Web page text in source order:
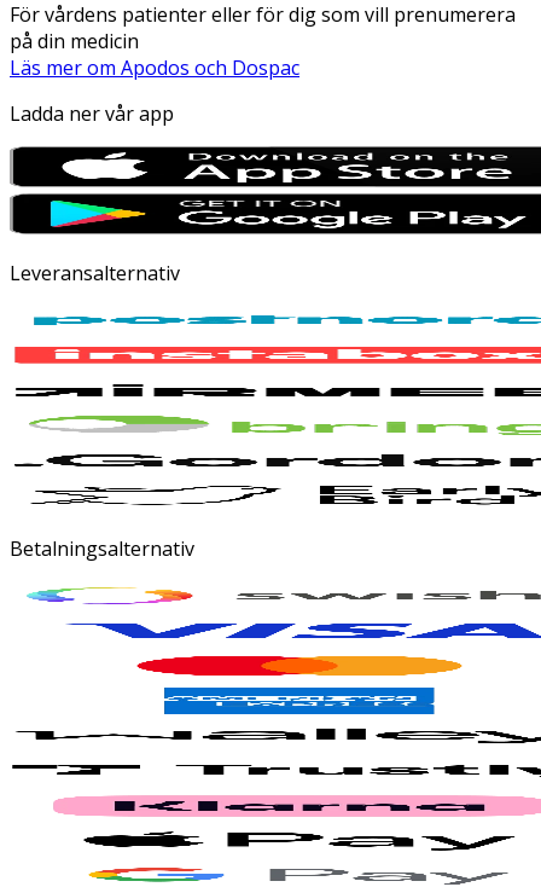
För vårdens patienter eller för dig som vill prenumerera
på din medicin
Läs mer om Apodos och Dospac
Ladda ner vår app
Leveransalternativ
Betalningsalternativ